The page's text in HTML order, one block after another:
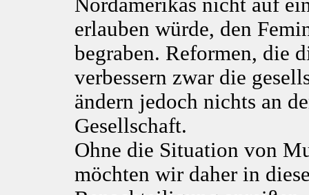
erlauben würde, den
begraben. Reformen, die
verbessern zwar die
ändern jedoch nichts an
Gesellschaft.
Ohne die Situation von
möchten wir daher in